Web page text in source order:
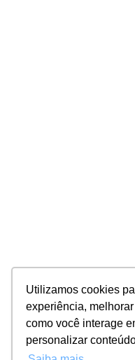
Utilizamos cookies
experiência,
como você interage
personalizar